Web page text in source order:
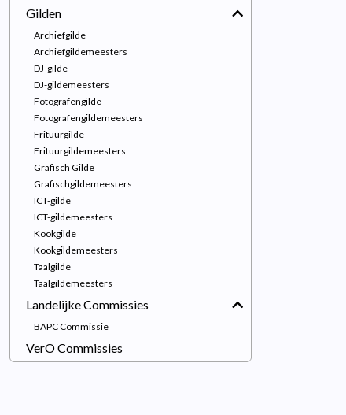
Gilden
Archiefgilde
Archiefgildemeesters
DJ-gilde
DJ-gildemeesters
Fotografengilde
Fotografengildemeesters
Frituurgilde
Frituurgildemeesters
Grafisch Gilde
Grafischgildemeesters
ICT-gilde
ICT-gildemeesters
Kookgilde
Kookgildemeesters
Taalgilde
Taalgildemeesters
Landelijke Commissies
BAPC Commissie
VerO Commissies